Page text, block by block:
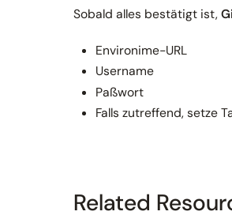
Sobald alles bestätigt ist,
Environime-URL
Username
Paßwort
Falls zutreffend, setze
Related